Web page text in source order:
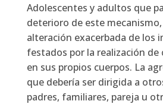
Ado­les­cen­tes y adul­tos que
dete­rio­ro de este
alte­ra­ción exa­cer­ba­da de los
fes­ta­dos por la rea­li­za­ción de
en sus pro­pios cuer­pos. La
que debe­ría ser diri­gi­da a
padres, fami­lia­res, pare­ja u